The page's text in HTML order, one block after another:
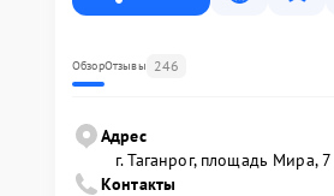
ОбзорОтзывы 246
Адрес
г. Таганрог, площадь Мира, 7
Контакты